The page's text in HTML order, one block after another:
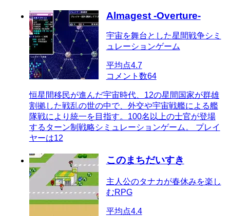
Almagest -Overture-
宇宙を舞台とした星間戦争シミ
ュレーションゲーム
平均点4.7
コメント数64
恒星間移民が進んだ宇宙時代、12の星間国家が群雄
割拠した戦乱の世の中で、外交や宇宙戦艦による艦
隊戦により統一を目指す。100名以上の士官が登場
するターン制戦略シミュレーションゲーム。 プレイ
ヤーは12
このまちだいすき
主人公のタナカが春休みを楽し
むRPG
平均点4.4